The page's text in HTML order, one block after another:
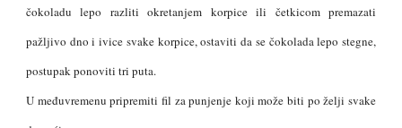
čokoladu lepo razliti okretanjem korpice ili četkicom premazati
pažljivo dno i ivice svake korpice, ostaviti da se čokolada lepo stegne,
postupak ponoviti tri puta.
U međuvremenu pripremiti fil za punjenje koji može biti po želji svake